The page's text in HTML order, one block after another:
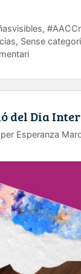
,
, Sense
del Dia
per Esperanza